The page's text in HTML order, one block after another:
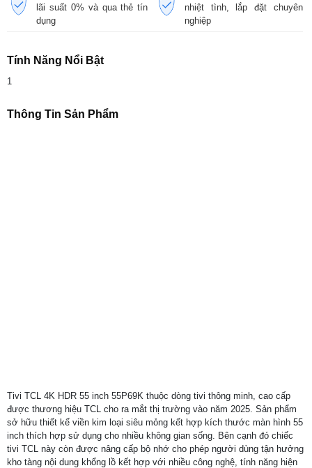
lãi suất 0% và qua thẻ tín
dụng
nhiệt tình, lắp đặt chuyên
nghiệp
Tính Năng Nổi Bật
1
Thông Tin Sản Phẩm
Tivi TCL 4K HDR 55 inch 55P69K thuộc dòng tivi thông minh, cao cấp
được thương hiệu TCL cho ra mắt thị trường vào năm 2025. Sản phẩm
sở hữu thiết kế viền kim loại siêu mỏng kết hợp kích thước màn hình 55
inch thích hợp sử dụng cho nhiều không gian sống. Bên cạnh đó chiếc
tivi TCL này còn được nâng cấp bộ nhớ cho phép người dùng tận hưởng
kho tàng nội dung khổng lồ kết hợp với nhiều công nghệ, tính năng hiện